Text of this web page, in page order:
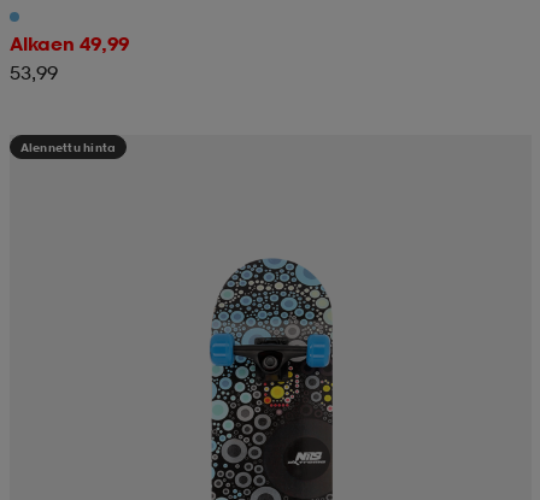
Alkaen 49,99
53,99
Alennettu hinta